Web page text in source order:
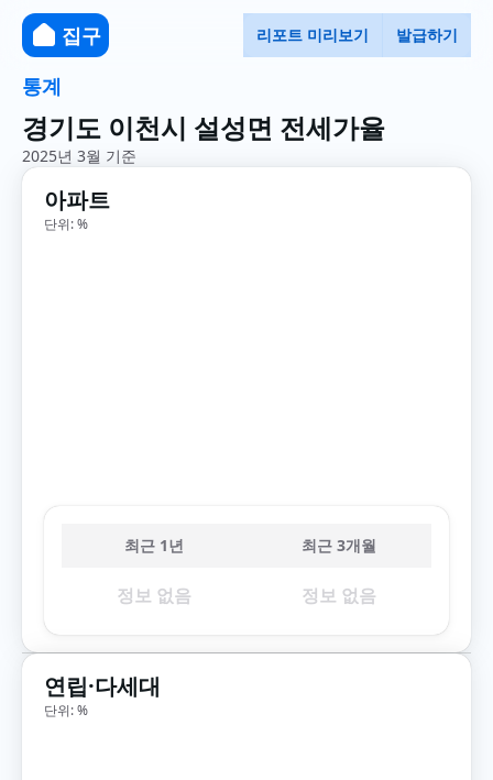
집구 리포트 미리보기 발급하기
통계
경기도 이천시 설성면 전세가율
2025년 3월 기준
아파트
단위: %
최근 1년 최근 3개월
정보 없음 정보 없음
연립·다세대
단위: %